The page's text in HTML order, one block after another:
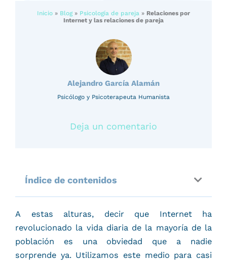
Inicio » Blog» Psicología de pareja » Relaciones por
Internet y las relaciones de pareja
Alejandro García Alamán
Psicólogo y Psicoterapeuta Humanista
Deja un comentario
Índice de contenidos
A estas alturas, decir que Internet ha
revolucionado la vida diaria de la mayoría de la
población es una obviedad que a nadie
sorprende ya. Utilizamos este medio para casi